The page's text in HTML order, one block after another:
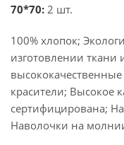
70*70: 2 шт.
100% хлопок;
изготовлении ткани
красители; Высокое
сертифицирована;
Наволочки на